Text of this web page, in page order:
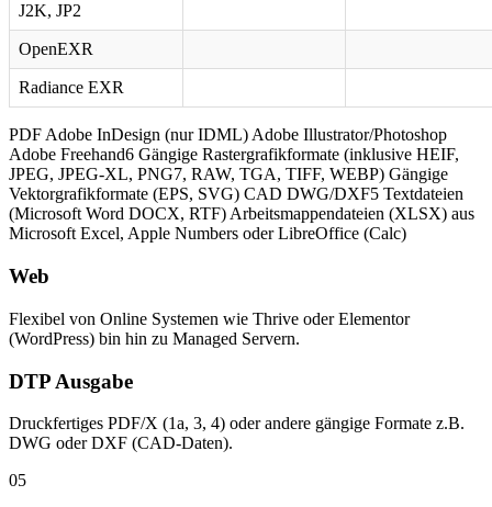
J2K, JP2
OpenEXR
Radiance EXR
PDF Adobe InDesign (nur IDML) Adobe Illustrator/Photoshop
Adobe Freehand6 Gängige Rastergrafikformate (inklusive HEIF,
JPEG, JPEG-XL, PNG7, RAW, TGA, TIFF, WEBP) Gängige
Vektorgrafikformate (EPS, SVG) CAD DWG/DXF5 Textdateien
(Microsoft Word DOCX, RTF) Arbeitsmappendateien (XLSX) aus
Microsoft Excel, Apple Numbers oder LibreOffice (Calc)
Web
Flexibel von Online Systemen wie Thrive oder Elementor
(WordPress) bin hin zu Managed Servern.
DTP Ausgabe
Druckfertiges PDF/X (1a, 3, 4) oder andere gängige Formate z.B.
DWG oder DXF (CAD-Daten).
05